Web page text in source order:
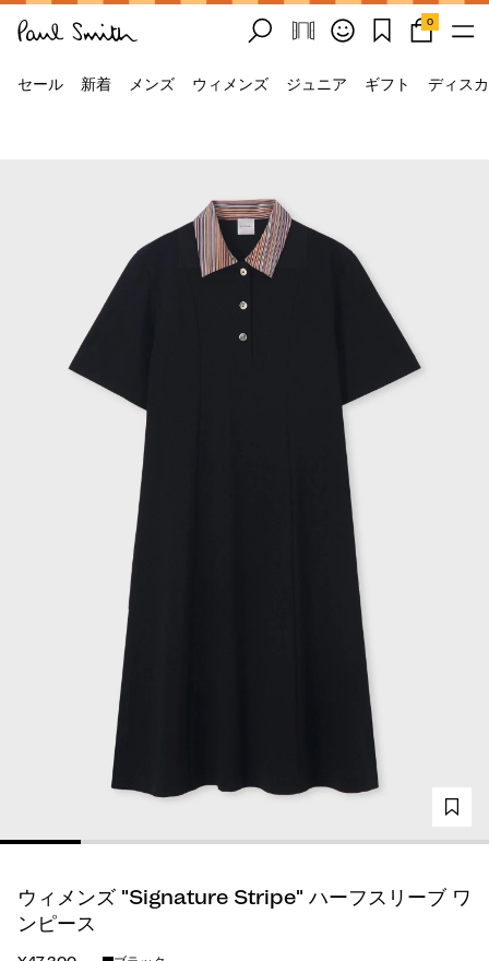
0
セール 新着 メンズ ウィメンズ ジュニア ギフト ディス
ウィメンズ "Signature Stripe" ハーフスリーブ ワ
ンピース